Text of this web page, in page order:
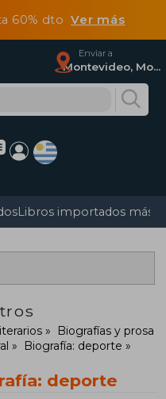
60% dtoVer más
Enviar a
Montevideo, Montevideo
Libros importados más
Biografías y prosa
Biografía: deporte
deporte